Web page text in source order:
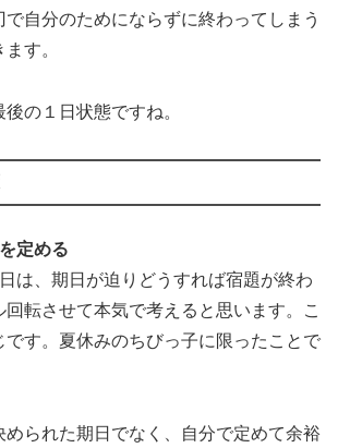
自分のためにならずに終わってしまう
す。
の１日状態ですね。
定める
は、期日が迫りどうすれば宿題が終わ
回転させて本気で考えると思います。こ
です。夏休みのちびっ子に限ったことで
められた期日でなく、自分で定めて余裕